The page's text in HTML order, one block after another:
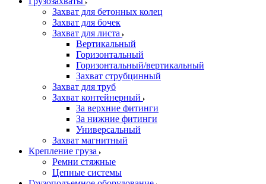
Захват для бетонных колец
Захват для бочек
Захват для листа
Вертикальный
Горизонтальный
Горизонтальный/вертикальный
Захват струбцинный
Захват для труб
Захват контейнерный
За верхние фитинги
За нижние фитинги
Универсальный
Захват магнитный
Крепление груза
Ремни стяжные
Цепные системы